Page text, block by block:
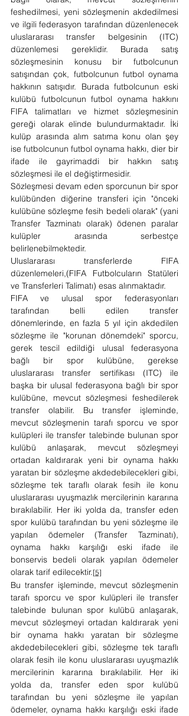
feshedilmesi, yeni sözleşmenin akdedilmesi
ve ilgili federasyon tarafından düzenlenecek
uluslararası transfer belgesinin (ITC)
düzenlemesi gereklidir. Burada satış
sözleşmesinin konusu bir futbolcunun
satışından çok, futbolcunun futbol oynama
hakkının satışıdır. Burada futbolcunun eski
kulübü futbolcunun futbol oynama hakkını
FIFA talimatları ve hizmet sözleşmesinin
gereği olarak elinde bulundurmaktadır. İki
kulüp arasında alım satıma konu olan şey
ise futbolcunun futbol oynama hakkı, dier bir
ifade ile gayrimaddi bir hakkın satış
sözleşmesi ile el değiştirmesidir.
Sözleşmesi devam eden sporcunun bir spor
kulübünden diğerine transferi için "önceki
kulübüne sözleşme fesih bedeli olarak" (yani
Transfer Tazminatı olarak) ödenen paralar
kulüpler arasında serbestçe
belirlenebilmektedir.
Uluslararası transferlerde FIFA
düzenlemeleri,(FIFA Futbolcuların Statüleri
ve Transferleri Talimatı) esas alınmaktadır.
FIFA ve ulusal spor federasyonları
tarafından belli edilen transfer
dönemlerinde, en fazla 5 yıl için akdedilen
sözleşme ile "korunan dönemdeki" sporcu,
gerek tescil edildiği ulusal federasyona
bağlı bir spor kulübüne, gerekse
uluslararası transfer sertifikası (ITC) ile
başka bir ulusal federasyona bağlı bir spor
kulübüne, mevcut sözleşmesi feshedilerek
transfer olabilir. Bu transfer işleminde,
mevcut sözleşmenin tarafı sporcu ve spor
kulüpleri ile transfer talebinde bulunan spor
kulübü anlaşarak, mevcut sözleşmeyi
ortadan kaldırarak yeni bir oynama hakkı
yaratan bir sözleşme akdedebilecekleri gibi,
sözleşme tek taraflı olarak fesih ile konu
uluslararası uyuşmazlık mercilerinin kararına
bırakılabilir. Her iki yolda da, transfer eden
spor kulübü tarafından bu yeni sözleşme ile
yapılan ödemeler (Transfer Tazminatı),
oynama hakkı karşılığı eski ifade ile
bonservis bedeli olarak yapılan ödemeler
olarak tarif edilecektir. [5]
Bu transfer işleminde, mevcut sözleşmenin
tarafı sporcu ve spor kulüpleri ile transfer
talebinde bulunan spor kulübü anlaşarak,
mevcut sözleşmeyi ortadan kaldırarak yeni
bir oynama hakkı yaratan bir sözleşme
akdedebilecekleri gibi, sözleşme tek taraflı
olarak fesih ile konu uluslararası uyuşmazlık
mercilerinin kararına bırakılabilir. Her iki
yolda da, transfer eden spor kulübü
tarafından bu yeni sözleşme ile yapılan
ödemeler, oynama hakkı karşılığı eski ifade